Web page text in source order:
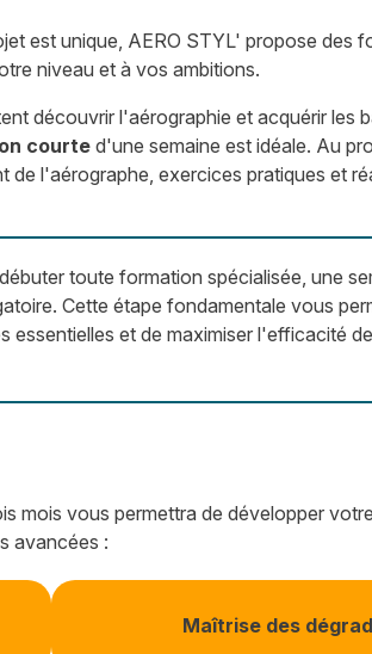
est unique, AERO STYL' propose des
niveau et à vos ambitions.
découvrir l'aérographie et acquérir les
courte d'une semaine est idéale. Au
de l'aérographe, exercices pratiques et
toute formation spécialisée, une
Cette étape fondamentale vous
essentielles et de maximiser l'efficacité
mois vous permettra de développer
avancées :
Maîtrise des